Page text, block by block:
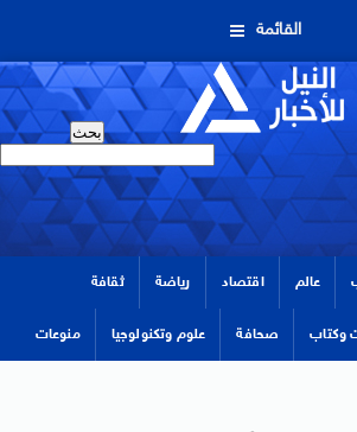
القائمة
عالم اقتصاد رياضة ثقافة
وكتاب صحافة علوم وتكنولوجيا منوعات